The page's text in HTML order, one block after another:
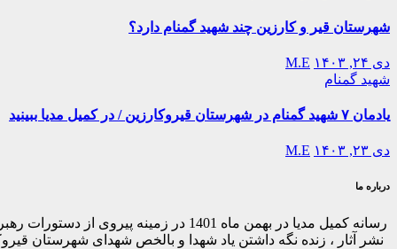
شهرستان قیر و کارزین چند شهید گمنام دارد؟
دی ۲۴, ۱۴۰۳
M.E
شهید گمنام
یادمان ۷ شهید گمنام در شهرستان قیروکارزین / در کمیل مدیا ببینید
دی ۲۳, ۱۴۰۳ M.E
درباره ما
رسانه کمیل مدیا در بهمن ماه 1401
نشر آثار ، زنده نگه داشتن یاد شهدا و بالخص شهدای شهرستان